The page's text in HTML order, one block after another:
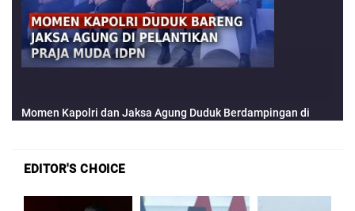
EDITOR'S CHOICE